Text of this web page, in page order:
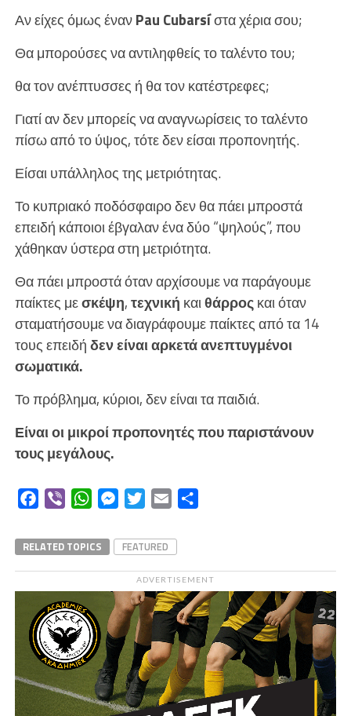
Αν είχες όμως ένανPau Cubarsíστα χέρια σου;
Θα μπορούσες να αντιληφθείς το ταλέντο του;
θα τον ανέπτυσσες ή θα τον κατέστρεφες;
Γιατί αν δεν μπορείς να αναγνωρίσεις το ταλέντο
πίσω από το ύψος, τότε δεν είσαι προπονητής.
Είσαι υπάλληλος της μετριότητας.
Το κυπριακό ποδόσφαιρο δεν θα πάει μπροστά
επειδή κάποιοι έβγαλαν ένα δύο “ψηλούς”, που
χάθηκαν ύστερα στη μετριότητα.
Θα πάει μπροστά όταν αρχίσουμε να παράγουμε
παίκτες μεσκέψη,τεχνική καιθάρροςκαι όταν
σταματήσουμε να διαγράφουμε παίκτες από τα 14
τους επειδήδεν είναι αρκετά ανεπτυγμένοι
σωματικά.
Το πρόβλημα, κύριοι, δεν είναι τα παιδιά.
Είναι οι μικροί προπονητές που παριστάνουν
τους μεγάλους.
Facebook
Viber WhatsAppMessengerTwitterEmail
RELATED TOPICS FEATURED
ADVERTISEMENT